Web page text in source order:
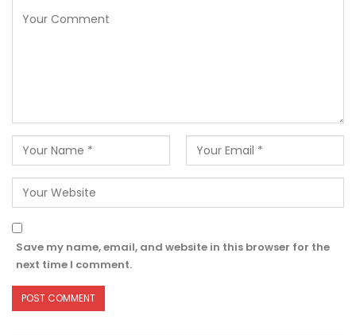
Save my name, email, and website in this browser for the
next time I comment.